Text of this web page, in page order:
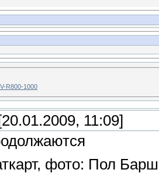
R800-1000
[20.01.2009, 11:09]
фото: Пол